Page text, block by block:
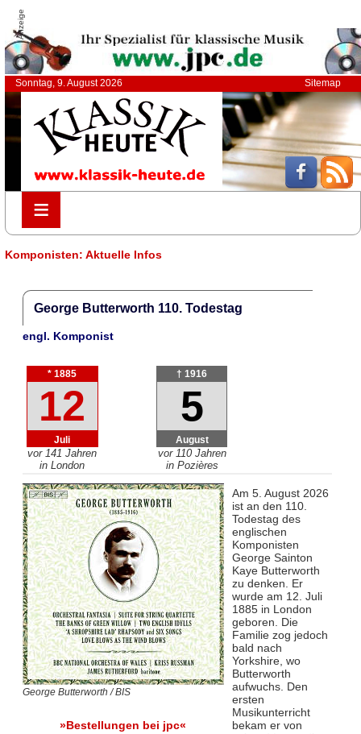
Anzeige
Sonntag, 9. August 2026 Sitemap
≡
≡
Komponisten: Aktuelle Infos
George Butterworth 110. Todestag
engl. Komponist
* 1885
12
Juli
vor 141 Jahren
in London
† 1916
5
August
vor 110 Jahren
in Pozières
George Butterworth / BIS
»Bestellungen bei jpc«
Am 5. August 2026
ist an den 110.
Todestag des
englischen
Komponisten
George Sainton
Kaye Butterworth
zu denken. Er
wurde am 12. Juli
1885 in London
geboren. Die
Familie zog jedoch
bald nach
Yorkshire, wo
Butterworth
aufwuchs. Den
ersten
Musikunterricht
bekam er von